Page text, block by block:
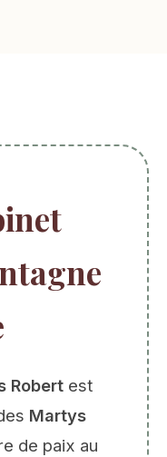
Robert est
Martys
de paix au